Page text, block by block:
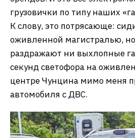
грузовички по типу наших
К слову, это потрясающе:
оживленной магистралью,
раздражают ни выхлопные
секунд светофора на
центре Чунцина мимо меня
автомобиля с ДВС.